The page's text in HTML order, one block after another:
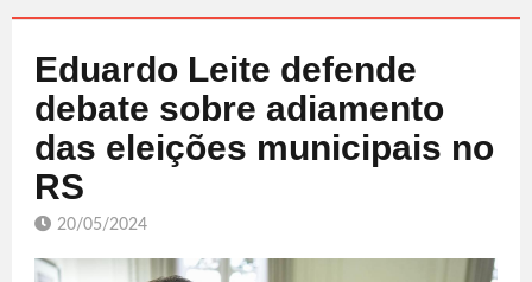
Eduardo Leite defende
debate sobre adiamento
das eleições municipais no
RS
20/05/2024